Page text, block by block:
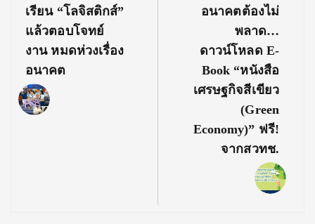
เรียน “โลจิสติกส์”
แล้วตอบโจทย์
งาน หมดห่วงเรื่อง
อนาคต
อนาคตต้องไม่
พลาด…
ดาวน์โหลด E-
Book “หนังสือ
เศรษฐกิจสีเขียว
(Green
Economy)” ฟรี!
จากสวทช.